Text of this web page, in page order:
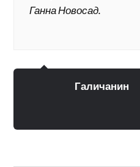
Ганна Новосад.
Галичанин